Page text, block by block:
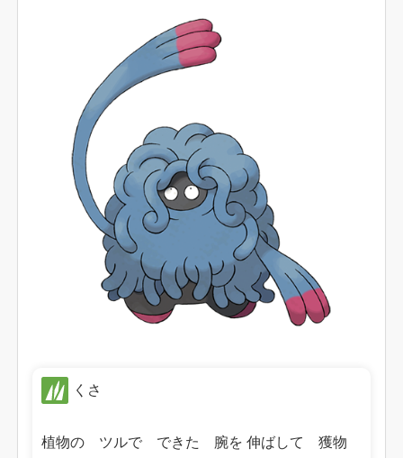
くさ
植物の ツルで できた 腕を 伸ばして 獲物